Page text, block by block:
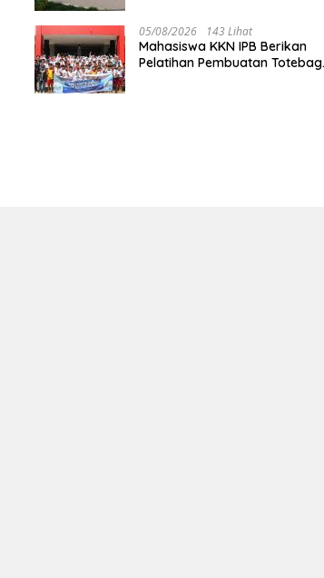
05/08/2026 143 Lihat
Mahasiswa KKN IPB Berikan
Pelatihan Pembuatan Totebag